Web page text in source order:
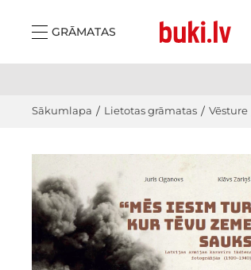
GRĀMATAS
Sākumlapa / Lietotas grāmatas / Vēsture